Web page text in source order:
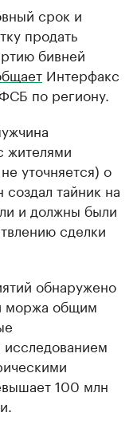
срок и
продать
бивней
Интерфакс
по региону.
жителями
уточняется) о
тайник на
и должны были
сделки
обнаружено
моржа общим
100 млн